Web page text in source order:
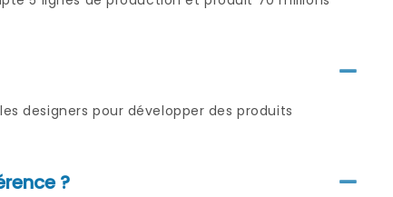
designers pour développer des produits
?